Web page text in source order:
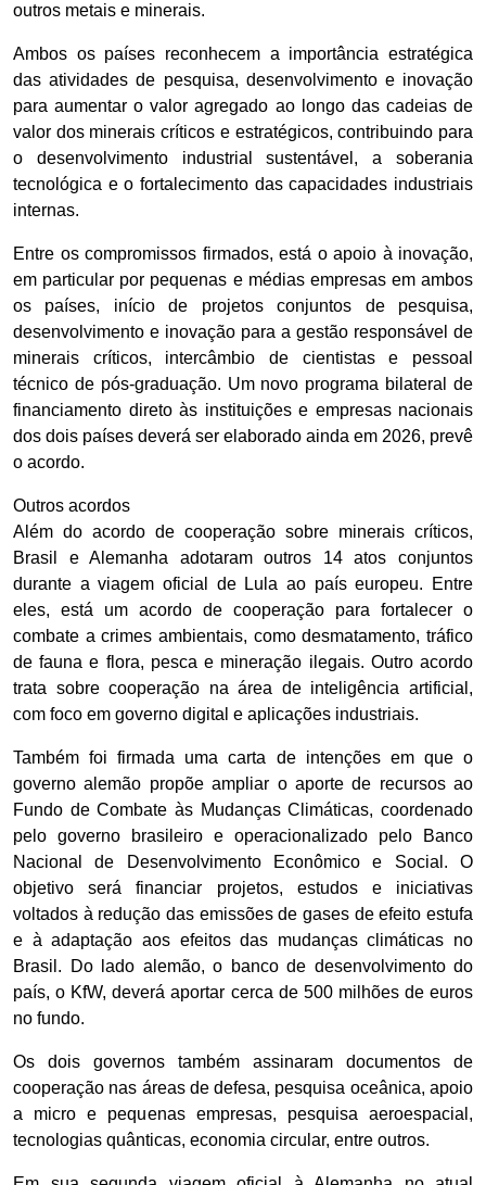
outros metais e minerais.
Ambos os países reconhecem a importância estratégica
das atividades de pesquisa, desenvolvimento e inovação
para aumentar o valor agregado ao longo das cadeias de
valor dos minerais críticos e estratégicos, contribuindo para
o desenvolvimento industrial sustentável, a soberania
tecnológica e o fortalecimento das capacidades industriais
internas.
Entre os compromissos firmados, está o apoio à inovação,
em particular por pequenas e médias empresas em ambos
os países, início de projetos conjuntos de pesquisa,
desenvolvimento e inovação para a gestão responsável de
minerais críticos, intercâmbio de cientistas e pessoal
técnico de pós-graduação. Um novo programa bilateral de
financiamento direto às instituições e empresas nacionais
dos dois países deverá ser elaborado ainda em 2026, prevê
o acordo.
Outros acordos
Além do acordo de cooperação sobre minerais críticos,
Brasil e Alemanha adotaram outros 14 atos conjuntos
durante a viagem oficial de Lula ao país europeu. Entre
eles, está um acordo de cooperação para fortalecer o
combate a crimes ambientais, como desmatamento, tráfico
de fauna e flora, pesca e mineração ilegais. Outro acordo
trata sobre cooperação na área de inteligência artificial,
com foco em governo digital e aplicações industriais.
Também foi firmada uma carta de intenções em que o
governo alemão propõe ampliar o aporte de recursos ao
Fundo de Combate às Mudanças Climáticas, coordenado
pelo governo brasileiro e operacionalizado pelo Banco
Nacional de Desenvolvimento Econômico e Social. O
objetivo será financiar projetos, estudos e iniciativas
voltados à redução das emissões de gases de efeito estufa
e à adaptação aos efeitos das mudanças climáticas no
Brasil. Do lado alemão, o banco de desenvolvimento do
país, o KfW, deverá aportar cerca de 500 milhões de euros
no fundo.
Os dois governos também assinaram documentos de
cooperação nas áreas de defesa, pesquisa oceânica, apoio
a micro e pequenas empresas, pesquisa aeroespacial,
tecnologias quânticas, economia circular, entre outros.